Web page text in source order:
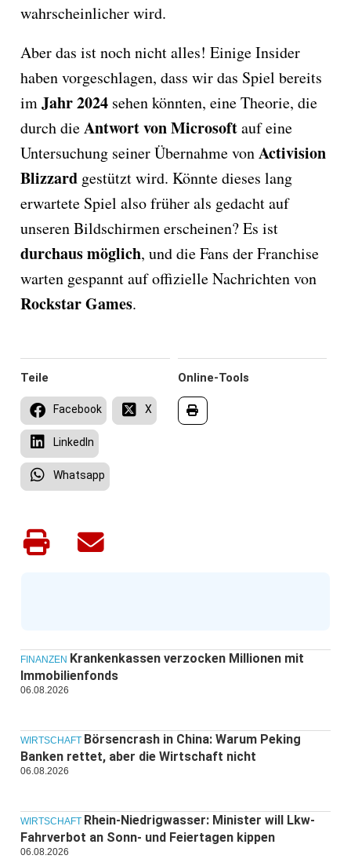
wahrscheinlicher wird.
Aber das ist noch nicht alles! Einige Insider
haben vorgeschlagen, dass wir das Spiel bereits
imJahr 2024sehen könnten, eine Theorie, die
durch dieAntwort von Microsoftauf eine
Untersuchung seiner Übernahme vonActivision
Blizzardgestützt wird. Könnte dieses lang
erwartete Spiel also früher als gedacht auf
unseren Bildschirmen erscheinen? Es ist
durchaus möglich, und die Fans der Franchise
warten gespannt auf offizielle Nachrichten von
Rockstar Games.
Online-Tools
Teile
Facebook X
LinkedIn
Whatsapp
FINANZEN Krankenkassen verzocken Millionen mit
Immobilienfonds
06.08.2026
WIRTSCHAFT Börsencrash in China: Warum Peking
Banken rettet, aber die Wirtschaft nicht
06.08.2026
WIRTSCHAFT Rhein-Niedrigwasser: Minister will Lkw-
Fahrverbot an Sonn- und Feiertagen kippen
06.08.2026